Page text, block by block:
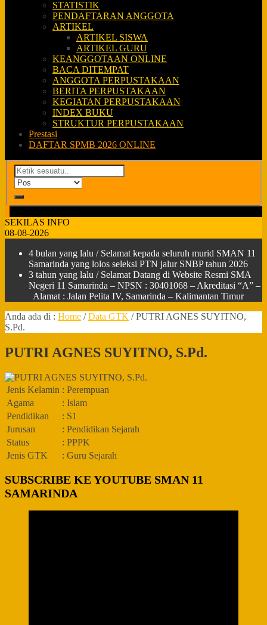
STATISTIK
PENDAFTARAN ANGGOTA
ARTIKEL
ARTIKEL SISWA
ARTIKEL GURU
KEANGGOTAAN ONLINE
BACA DITEMPAT
ANGGOTA PERPUSTAKAAN
BERITA PERPUSTAKAAN
KEGIATAN PERPUSTAKAAN
INDEX BUKU
STRUKTUR PERPUSTAKAAN
Prestasi
DAFTAR SPMB 2026 ONLINE
SEKILAS INFO
08-08-2026
4 bulan yang lalu / Selamat kepada seluruh murid SMAN 11
Samarinda yang lolos seleksi PTN jalur SNBP tahun 2026
3 tahun yang lalu / Selamat Datang di Website Resmi SMA
Negeri 11 Samarinda – NPSN : 30401068 – Akreditasi “A” –
Alamat : Jalan Pelita IV, Samarinda – Kalimantan Timur
Anda ada di : Home /Data GTK /PUTRI AGNES SUYITNO,
S.Pd.
PUTRI AGNES SUYITNO, S.Pd.
Jenis Kelamin : Perempuan
Agama
: Islam
Pendidikan
: S1
Jurusan
: Pendidikan Sejarah
Status
: PPPK
Jenis GTK
: Guru Sejarah
SUBSCRIBE KE YOUTUBE SMAN 11
SAMARINDA